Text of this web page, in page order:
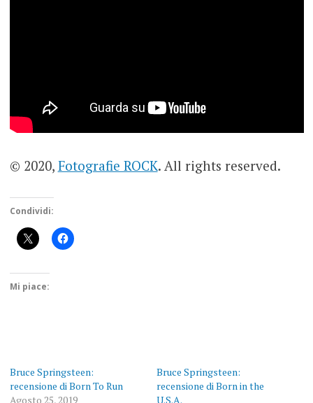
© 2020, Fotografie ROCK. All rights reserved.
Condividi:
Mi piace:
Bruce Springsteen:
recensione di Born To Run
Agosto 25, 2019
Bruce Springsteen:
recensione di Born in the
U.S.A.